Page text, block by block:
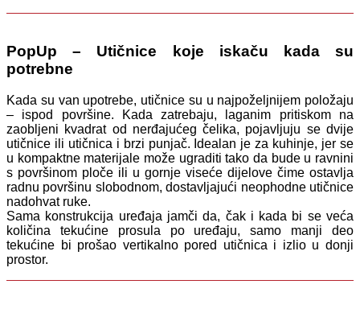
PopUp – Utičnice koje iskaču kada su
potrebne
Kada su van upotrebe, utičnice su u najpoželjnijem položaju
– ispod površine. Kada zatrebaju, laganim pritiskom na
zaobljeni kvadrat od nerđajućeg čelika, pojavljuju se dvije
utičnice ili utičnica i brzi punjač. Idealan je za kuhinje, jer se
u kompaktne materijale može ugraditi tako da bude u ravnini
s površinom ploče ili u gornje viseće dijelove čime ostavlja
radnu površinu slobodnom, dostavljajući neophodne utičnice
nadohvat ruke.
Sama konstrukcija uređaja jamči da, čak i kada bi se veća
količina tekućine prosula po uređaju, samo manji deo
tekućine bi prošao vertikalno pored utičnica i izlio u donji
prostor.